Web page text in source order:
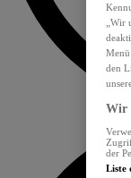
den
Wir
der
Liste